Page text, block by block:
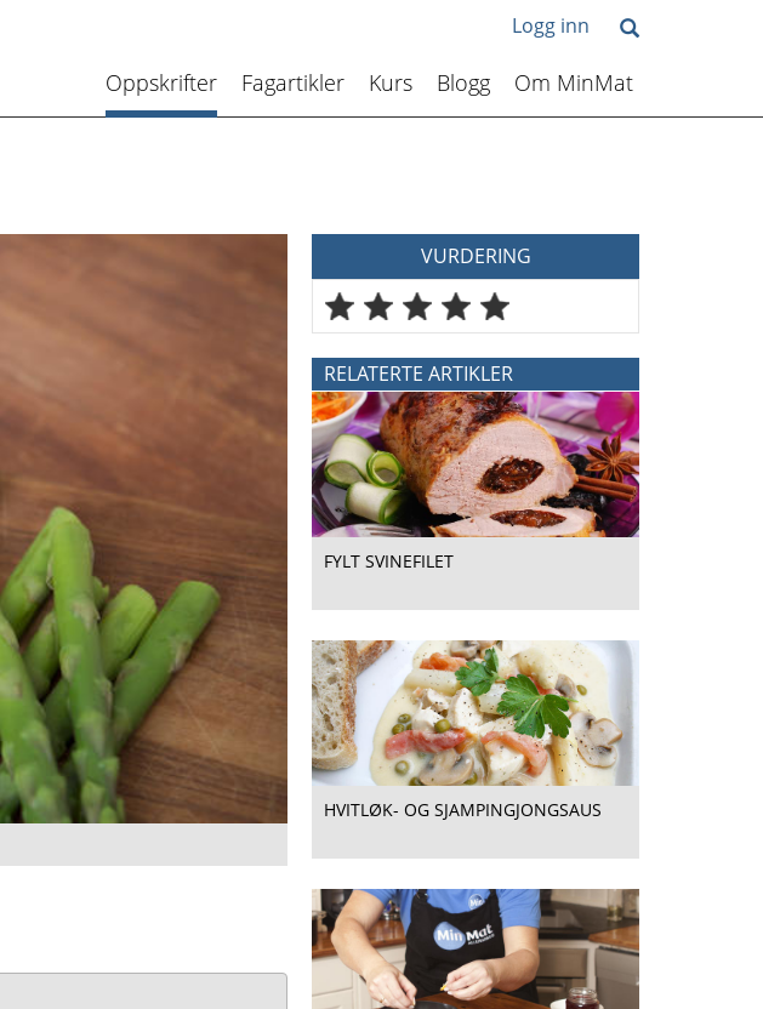
Logg inn
Oppskrifter Fagartikler Kurs Blogg Om MinMat
VURDERING
RELATERTE ARTIKLER
FYLT SVINEFILET
HVITLØK- OG SJAMPINGJONGSAUS